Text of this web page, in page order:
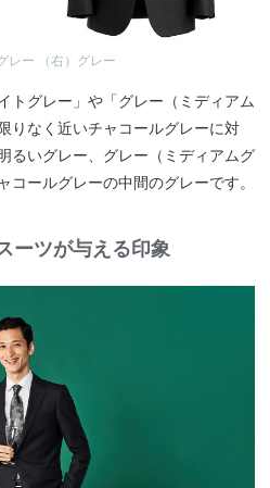
レー （右）グレー
トグレー」や「グレー（ミディアム
りなく近いチャコールグレーに対
るいグレー、グレー（ミディアムグ
コールグレーの中間のグレーです。
ーツが与える印象